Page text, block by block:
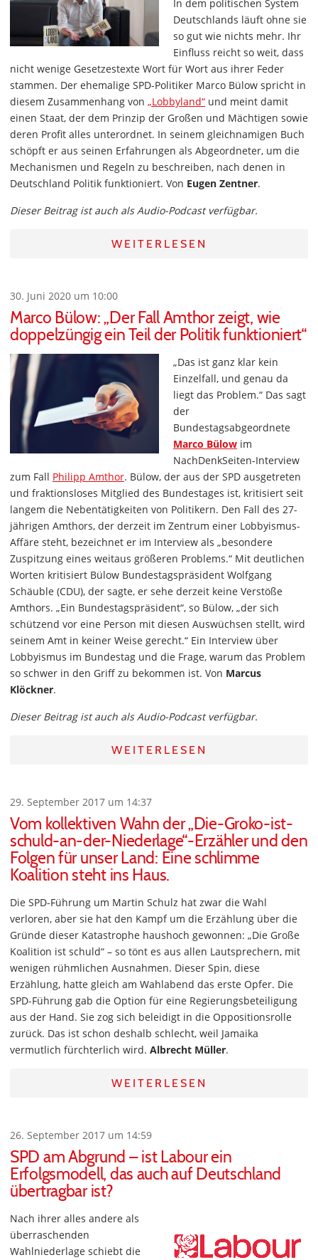
In dem politischen System
Deutschlands läuft ohne sie
so gut wie nichts mehr. Ihr
Einfluss reicht so weit, dass
nicht wenige Gesetzestexte Wort für Wort aus ihrer Feder
stammen. Der ehemalige SPD-Politiker Marco Bülow spricht in
diesem Zusammenhang von „Lobbyland“ und meint damit
einen Staat, der dem Prinzip der Großen und Mächtigen sowie
deren Profit alles unterordnet. In seinem gleichnamigen Buch
schöpft er aus seinen Erfahrungen als Abgeordneter, um die
Mechanismen und Regeln zu beschreiben, nach denen in
Deutschland Politik funktioniert. Von Eugen Zentner.
Dieser Beitrag ist auch als Audio-Podcast verfügbar.
WEITERLESEN
30. Juni 2020 um 10:00
Marco Bülow: „Der Fall Amthor zeigt, wie
doppelzüngig ein Teil der Politik funktioniert“
„Das ist ganz klar kein
Einzelfall, und genau da
liegt das Problem.“ Das sagt
der
Bundestagsabgeordnete
Marco Bülow im
NachDenkSeiten-Interview
zum Fall Philipp Amthor. Bülow, der aus der SPD ausgetreten
und fraktionsloses Mitglied des Bundestages ist, kritisiert seit
langem die Nebentätigkeiten von Politikern. Den Fall des 27-
jährigen Amthors, der derzeit im Zentrum einer Lobbyismus-
Affäre steht, bezeichnet er im Interview als „besondere
Zuspitzung eines weitaus größeren Problems.“ Mit deutlichen
Worten kritisiert Bülow Bundestagspräsident Wolfgang
Schäuble (CDU), der sagte, er sehe derzeit keine Verstöße
Amthors. „Ein Bundestagspräsident“, so Bülow, „der sich
schützend vor eine Person mit diesen Auswüchsen stellt, wird
seinem Amt in keiner Weise gerecht.“ Ein Interview über
Lobbyismus im Bundestag und die Frage, warum das Problem
so schwer in den Griff zu bekommen ist. Von Marcus
Klöckner.
Dieser Beitrag ist auch als Audio-Podcast verfügbar.
WEITERLESEN
29. September 2017 um 14:37
Vom kollektiven Wahn der „Die-Groko-ist-
schuld-an-der-Niederlage“-Erzähler und den
Folgen für unser Land: Eine schlimme
Koalition steht ins Haus.
Die SPD-Führung um Martin Schulz hat zwar die Wahl
verloren, aber sie hat den Kampf um die Erzählung über die
Gründe dieser Katastrophe haushoch gewonnen: „Die Große
Koalition ist schuld“ – so tönt es aus allen Lautsprechern, mit
wenigen rühmlichen Ausnahmen. Dieser Spin, diese
Erzählung, hatte gleich am Wahlabend das erste Opfer. Die
SPD-Führung gab die Option für eine Regierungsbeteiligung
aus der Hand. Sie zog sich beleidigt in die Oppositionsrolle
zurück. Das ist schon deshalb schlecht, weil Jamaika
vermutlich fürchterlich wird. Albrecht Müller.
WEITERLESEN
26. September 2017 um 14:59
SPD am Abgrund – ist Labour ein
Erfolgsmodell, das auch auf Deutschland
übertragbar ist?
Nach ihrer alles andere als
überraschenden
Wahlniederlage schiebt die